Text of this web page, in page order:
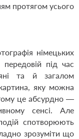
протягом усього
німецьких
передовій під час
та й загалом
яку можна
це абсурдно —
сенсі. Але
спотворюють
зрозуміти що